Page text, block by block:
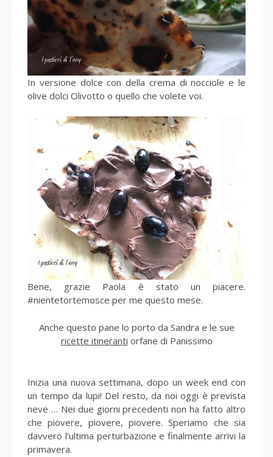
In versione dolce con della crema di nocciole e le
olive dolci Olivotto o quello che volete voi.
Bene, grazie Paola è stato un piacere.
#nientetortemosce per me questo mese.
Anche questo pane lo porto da Sandra e le sue
ricette itineranti orfane di Panissimo
Inizia una nuova settimana, dopo un week end con
un tempo da lupi! Del resto, da noi oggi è prevista
neve … Nei due giorni precedenti non ha fatto altro
che piovere, piovere, piovere. Speriamo che sia
davvero l’ultima perturbazione e finalmente arrivi la
primavera.